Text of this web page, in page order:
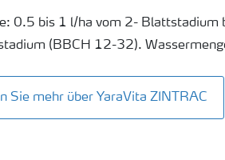
0.5 bis 1 l/ha vom 2- Blattstadium
(BBCH 12-32).
Sie mehr über YaraVita ZINTRAC